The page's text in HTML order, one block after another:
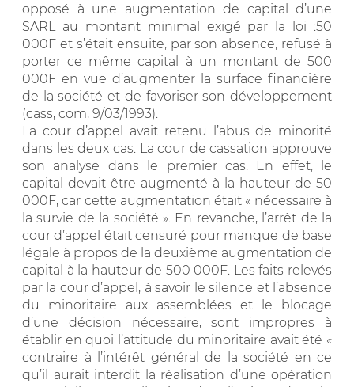
opposé à une augmentation de capital d’une
SARL au montant minimal exigé par la loi :50
000F et s’était ensuite, par son absence, refusé à
porter ce même capital à un montant de 500
000F en vue d’augmenter la surface financière
de la société et de favoriser son développement
(cass, com, 9/03/1993).
La cour d’appel avait retenu l’abus de minorité
dans les deux cas. La cour de cassation approuve
son analyse dans le premier cas. En effet, le
capital devait être augmenté à la hauteur de 50
000F, car cette augmentation était « nécessaire à
la survie de la société ». En revanche, l’arrêt de la
cour d’appel était censuré pour manque de base
légale à propos de la deuxième augmentation de
capital à la hauteur de 500 000F. Les faits relevés
par la cour d’appel, à savoir le silence et l’absence
du minoritaire aux assemblées et le blocage
d’une décision nécessaire, sont impropres à
établir en quoi l’attitude du minoritaire avait été «
contraire à l’intérêt général de la société en ce
qu’il aurait interdit la réalisation d’une opération